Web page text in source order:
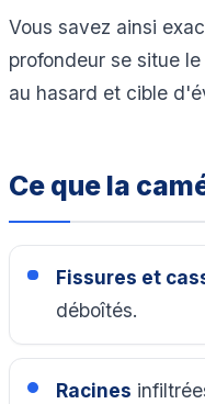
Vous savez ainsi
profondeur se situe
au hasard et cible
Ce que la
Fissures et
déboîtés.
Racines